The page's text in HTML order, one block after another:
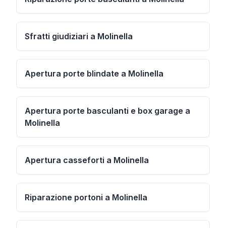
Sfratti giudiziari a Molinella
Apertura porte blindate a Molinella
Apertura porte basculanti e box garage a
Molinella
Apertura casseforti a Molinella
Riparazione portoni a Molinella